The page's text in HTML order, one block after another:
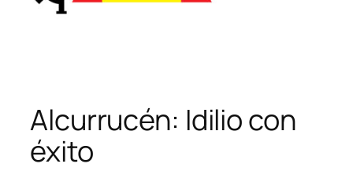
Alcurrucén: Idilio con
éxito